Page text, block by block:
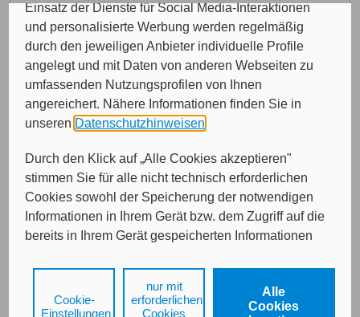
Einsatz der Dienste für Social Media-Interaktionen
und personalisierte Werbung werden regelmäßig
durch den jeweiligen Anbieter individuelle Profile
angelegt und mit Daten von anderen Webseiten zu
umfassenden Nutzungsprofilen von Ihnen
angereichert. Nähere Informationen finden Sie in
unseren Datenschutzhinweisen
Durch den Klick auf „Alle Cookies akzeptieren"
stimmen Sie für alle nicht technisch erforderlichen
Cookies sowohl der Speicherung der notwendigen
Informationen in Ihrem Gerät bzw. dem Zugriff auf die
bereits in Ihrem Gerät gespeicherten Informationen
Ihrer Daten zu den angegebenen Zwecken in unseren
Datenschutzhinweisengemäß Art. 6 Abs. 1 lit. a
DSGVO zu.
Alle
Cookies
nur mit
erforderlichen
Cookies
Cookie-
Einstellungen
Von wem möchten Sie beraten werden?
Bitte treffen Sie eine Auswahl...